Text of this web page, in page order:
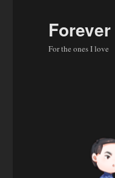
For the ones I love